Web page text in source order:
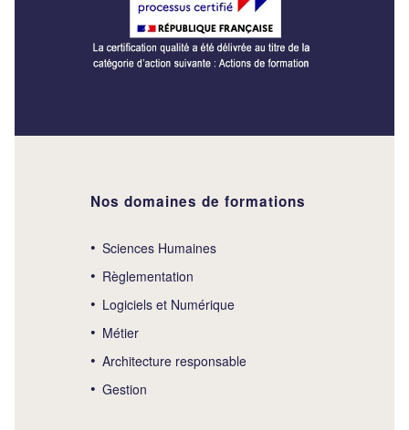
Nos domaines de formations
Sciences Humaines
Règlementation
Logiciels et Numérique
Métier
Architecture responsable
Gestion